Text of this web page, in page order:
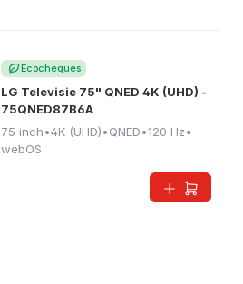
Ecocheques
LG Televisie 75" QNED 4K (UHD) -
75QNED87B6A
75 inch•4K (UHD)•QNED•120 Hz•
webOS